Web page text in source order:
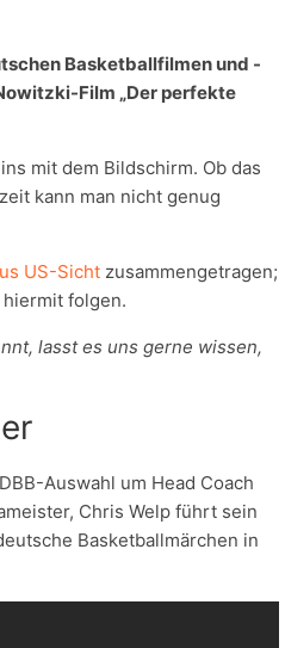
Basketballfilmen und -
Film „Der perfekte
mit dem Bildschirm. Ob das
kann man nicht genug
US-Sicht zusammengetragen;
folgen.
lasst es uns gerne wissen,
Auswahl um Head Coach
Chris Welp führt sein
Basketballmärchen in